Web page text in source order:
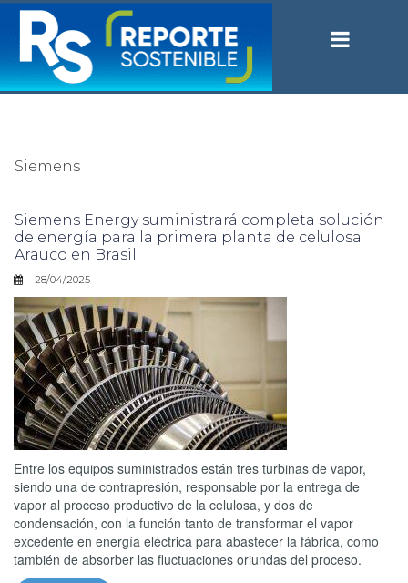
Siemens
Siemens Energy suministrará completa solución
de energía para la primera planta de celulosa
Arauco en Brasil
28/04/2025
Entre los equipos suministrados están tres turbinas de vapor,
siendo una de contrapresión, responsable por la entrega de
vapor al proceso productivo de la celulosa, y dos de
condensación, con la función tanto de transformar el vapor
excedente en energía eléctrica para abastecer la fábrica, como
también de absorber las fluctuaciones oriundas del proceso.